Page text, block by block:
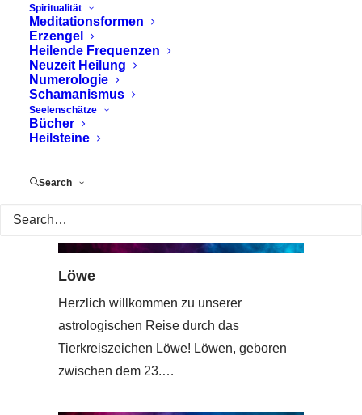
Spiritualität
Meditationsformen
Erzengel
Heilende Frequenzen
Neuzeit Heilung
Numerologie
Schamanismus
Seelenschätze
Bücher
Heilsteine
Search
Löwe
Herzlich willkommen zu unserer
astrologischen Reise durch das
Tierkreiszeichen Löwe! Löwen, geboren
zwischen dem 23.…